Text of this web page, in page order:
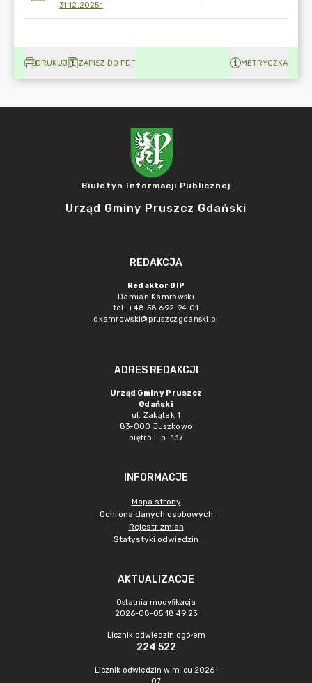
31.12.2025r.
DRUKUJ ZAPISZ DO PDF METRYCZKA
Biuletyn Informacji Publicznej
Urząd Gminy Pruszcz Gdański
REDAKCJA
Redaktor BIP
Damian Kamrowski
tel. +48 58 692 94 01
dkamrowski@pruszczgdanski.pl
ADRES REDAKCJI
Urząd Gminy Pruszcz
Gdański
ul. Zakątek 1
83-000 Juszkowo
piętro I p. 137
INFORMACJE
Mapa strony
Ochrona danych osobowych
Rejestr zmian
Statystyki odwiedzin
AKTUALIZACJE
Ostatnia modyfikacja
2026-08-05 18:49:23
Licznik odwiedzin ogółem
224 522
Licznik odwiedzin w m-cu 2026-